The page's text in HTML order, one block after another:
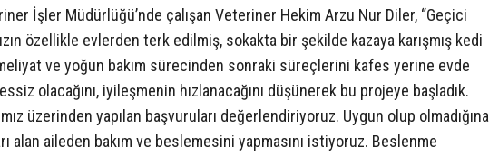
İşler Müdürlüğü’nde çalışan Veteriner Hekim Arzu Nur Diler, “Geçici
özellikle evlerden terk edilmiş, sokakta bir şekilde kazaya karışmış kedi
ve yoğun bakım sürecinden sonraki süreçlerini kafes yerine evde
olacağını, iyileşmenin hızlanacağını düşünerek bu projeye başladık.
üzerinden yapılan başvuruları değerlendiriyoruz. Uygun olup olmadığına
alan aileden bakım ve beslemesini yapmasını istiyoruz. Beslenme